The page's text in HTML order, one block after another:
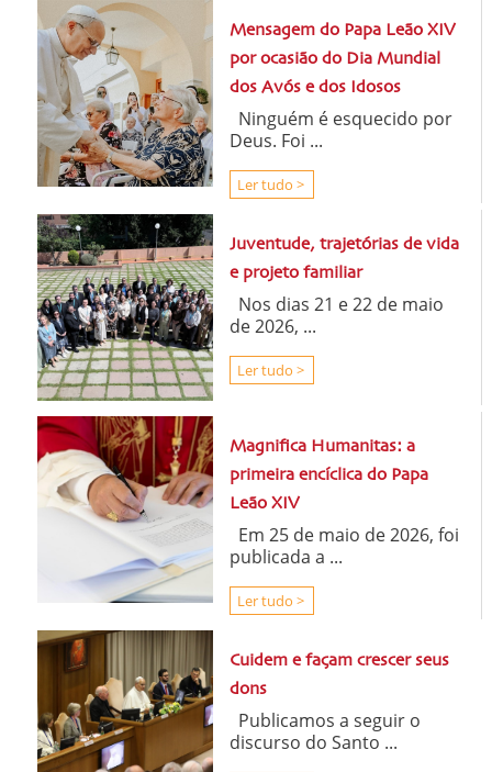
Mensagem do Papa Leão XIV
por ocasião do Dia Mundial
dos Avós e dos Idosos
Ninguém é esquecido por
Deus. Foi ...
Ler tudo >
Juventude, trajetórias de vida
e projeto familiar
Nos dias 21 e 22 de maio
de 2026, ...
Ler tudo >
Magnifica Humanitas: a
primeira encíclica do Papa
Leão XIV
Em 25 de maio de 2026, foi
publicada a ...
Ler tudo >
Cuidem e façam crescer seus
dons
Publicamos a seguir o
discurso do Santo ...